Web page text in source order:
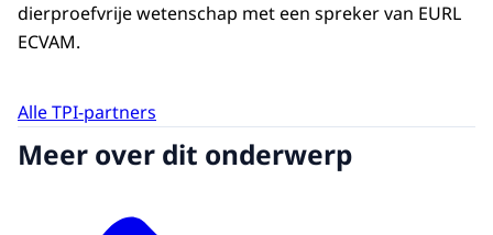
dierproefvrije wetenschap met een spreker van EURL
ECVAM.
Alle TPI-partners
Meer over dit onderwerp